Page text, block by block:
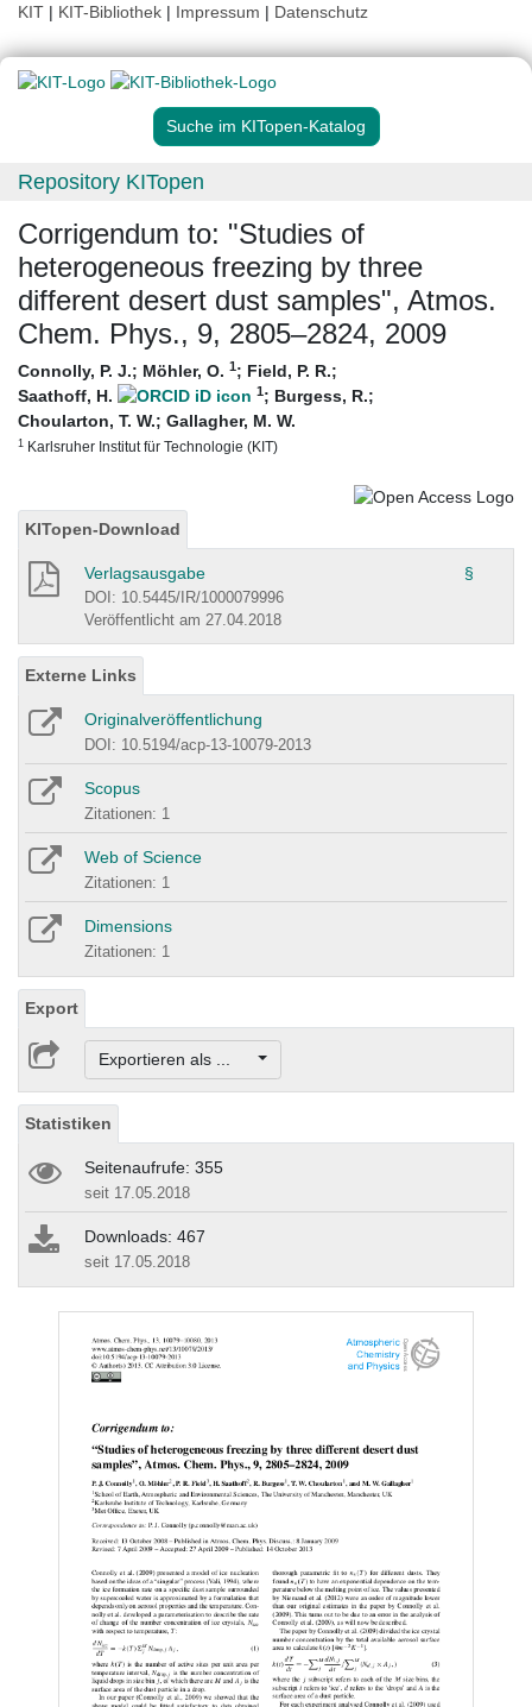
KIT | KIT-Bibliothek | Impressum | Datenschutz
Suche im KITopen-Katalog
Repository KITopen
Corrigendum to: "Studies of
heterogeneous freezing by three
different desert dust samples", Atmos.
Chem. Phys., 9, 2805–2824, 2009
Connolly, P. J.; Möhler, O. 1; Field, P. R.;
Saathoff, H.
1; Burgess, R.;
Choularton, T. W.; Gallagher, M. W.
1 Karlsruher Institut für Technologie (KIT)
KITopen-Download
Verlagsausgabe §
DOI: 10.5445/IR/1000079996
Veröffentlicht am 27.04.2018
Externe Links
Originalveröffentlichung
DOI: 10.5194/acp-13-10079-2013
Scopus
Zitationen: 1
Web of Science
Zitationen: 1
Dimensions
Zitationen: 1
Export
Exportieren als ...
Statistiken
Seitenaufrufe: 355
seit 17.05.2018
Downloads: 467
seit 17.05.2018